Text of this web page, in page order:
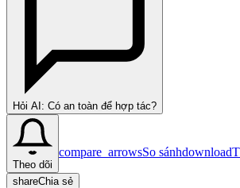
Hỏi AI: Có an toàn để hợp tác?
Theo dõi
compare_arrowsSo sánhdownload
shareChia sẻ